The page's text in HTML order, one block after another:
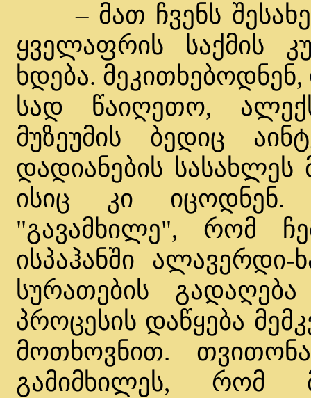
– მათ ჩვენს
ყველაფრის საქმის
ხდება.
სად წაიღეთო,
მუზეუმის ბედიც
დადიანების სასახლეს
ისიც კი
"გავამხილე", რომ
ისპაჰანში ალავერდი-
სურათების
პროცესის დაწყება
მოთხოვნით.
გამიმხილეს, რომ